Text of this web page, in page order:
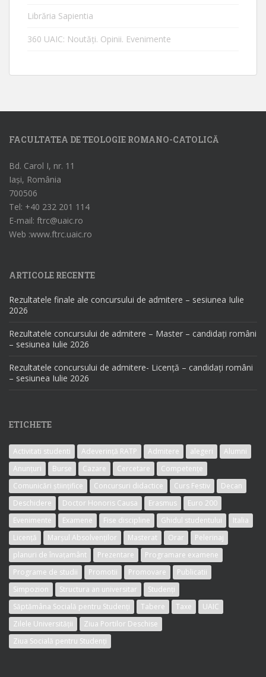
Librăria Sapientia
360 UAIC: Noutăţi. Opinii. Evenimente
FACULTATEA DE TEOLOGIE ROMANO-CATOLICĂ
Bd. Carol I, nr. 11
Iași, România
700506
Tel: +40 232 201 114
E-mail: ftrc@uaic.ro
Web :www.ftrc.uaic.ro
ARTICOLE RECENTE
Rezultatele finale ale concursului de admitere – sesiunea Iulie
2026
Rezultatele concursului de admitere – Master – candidați români
– sesiunea Iulie 2026
Rezultatele concursului de admitere- Licență – candidați români
– sesiunea Iulie 2026
ETICHETE
Activitati studenti Adeverință RATP Admitere alegeri
Alumni
Anunțuri
Burse Cazare Cercetare
Competențe
Comunicări științifice
Concursuri didactice Curs Festiv
Decan
Deschidere
Doctor Honoris Causa Erasmus
Euro 200
Evenimente
Examene Fise discipline Ghidul studentului
Italia
Licență
Marșul Absolvenților Masterat Orar
Pelerinaj
planuri de învațamânt
Prezentare
Programare examene
Programe de studii
Promotii Promovare
Publicatii
Simpozion
Structura an universitar
Studenți
Săptămâna Socială pentru Studenți
Tabere Taxe
UAIC
Zilele Universității
Ziua Portilor Deschise
Ziua Socială pentru Studenți